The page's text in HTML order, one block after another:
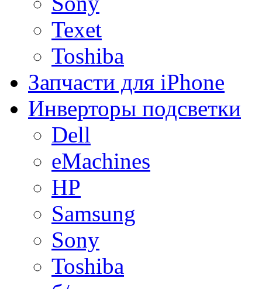
Texet
Toshiba
Запчасти для iPhone
Инверторы подсветки
Dell
eMachines
HP
Samsung
Sony
Toshiba